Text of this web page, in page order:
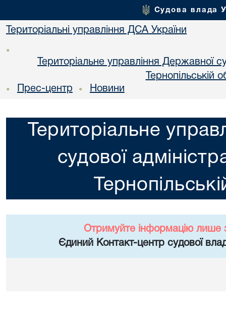
Судова влада
Територіальні управління ДСА України
•
Територіальне управління Державної
Тернопільській
• Прес-центр • Новини
Територіальне
судової
Отримуйте інформацію лише
Єдиний Контакт-центр судової